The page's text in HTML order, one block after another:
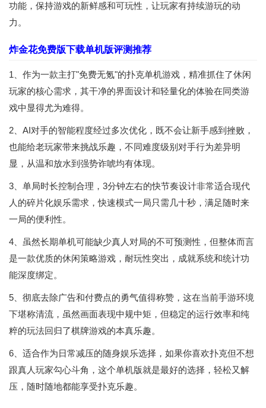
功能，保持游戏的新鲜感和可玩性，让玩家有持续游玩的动
力。
炸金花免费版下载单机版评测推荐
1、作为一款主打"免费无氪"的扑克单机游戏，精准抓住了休闲
玩家的核心需求，其干净的界面设计和轻量化的体验在同类游
戏中显得尤为难得。
2、AI对手的智能程度经过多次优化，既不会让新手感到挫败，
也能给老玩家带来挑战乐趣，不同难度级别对手行为差异明
显，从温和放水到强势诈唬均有体现。
3、单局时长控制合理，3分钟左右的快节奏设计非常适合现代
人的碎片化娱乐需求，快速模式一局只需几十秒，满足随时来
一局的便利性。
4、虽然长期单机可能缺少真人对局的不可预测性，但整体而言
是一款优质的休闲策略游戏，耐玩性突出，成就系统和统计功
能深度绑定。
5、彻底去除广告和付费点的勇气值得称赞，这在当前手游环境
下堪称清流，虽然画面表现中规中矩，但稳定的运行效率和纯
粹的玩法回归了棋牌游戏的本真乐趣。
6、适合作为日常减压的随身娱乐选择，如果你喜欢扑克但不想
跟真人玩家勾心斗角，这个单机版就是最好的选择，轻松又解
压，随时随地都能享受扑克乐趣。